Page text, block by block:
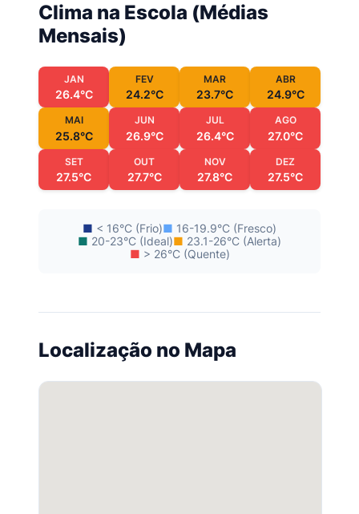
Clima na Escola (Médias
Mensais)
JAN
26.4°C
FEV
24.2°C
MAR
23.7°C
ABR
24.9°C
MAI
25.8°C
JUN
26.9°C
JUL
26.4°C
AGO
27.0°C
SET
27.5°C
OUT
27.7°C
NOV
27.8°C
DEZ
27.5°C
■ < 16°C (Frio)■ 16-19.9°C (Fresco)
■ 20-23°C (Ideal)■ 23.1-26°C (Alerta)
■ > 26°C (Quente)
Localização no Mapa